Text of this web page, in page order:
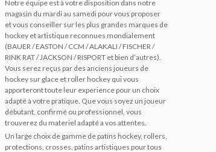
Notre équipe est à votre disposition dans notre
magasin du mardi au samedi pour vous proposer
et vous conseiller sur les plus grandes marques de
hockey et artistique reconnues mondialement
(BAUER / EASTON / CCM / ALAKALI / FISCHER /
RINK RAT / JACKSON / RISPORT et bien d’autres).
Vous serez reçus par des anciens joueurs de
hockey sur glace et roller hockey qui vous
apporteront toute leur experience pour un choix
adapté à votre pratique. Que vous soyez un joueur
débutant, confirmé ou professionnel, vous
trouverez du materiel adapté a vos attentes.
Un large choix de gamme de patins hockey, rollers,
protections, crosses, patins artistiques pour tous